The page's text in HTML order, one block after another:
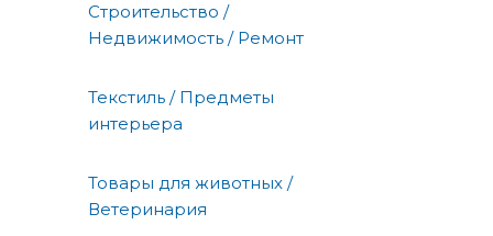
Строительство /
Недвижимость / Ремонт
Текстиль / Предметы
интерьера
Товары для животных /
Ветеринария